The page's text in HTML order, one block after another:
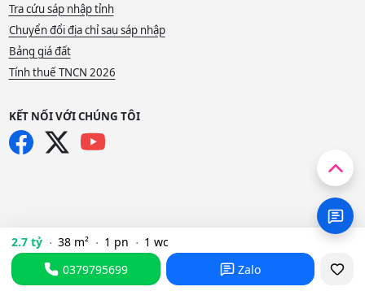
2.7 tỷ 38 m² 1 pn
1 wc
0379795699
Zalo
Tra cứu sáp nhập tỉnh
Chuyển đổi địa chỉ sau sáp nhập
Bảng giá đất
Tính thuế TNCN 2026
KẾT NỐI VỚI CHÚNG TÔI